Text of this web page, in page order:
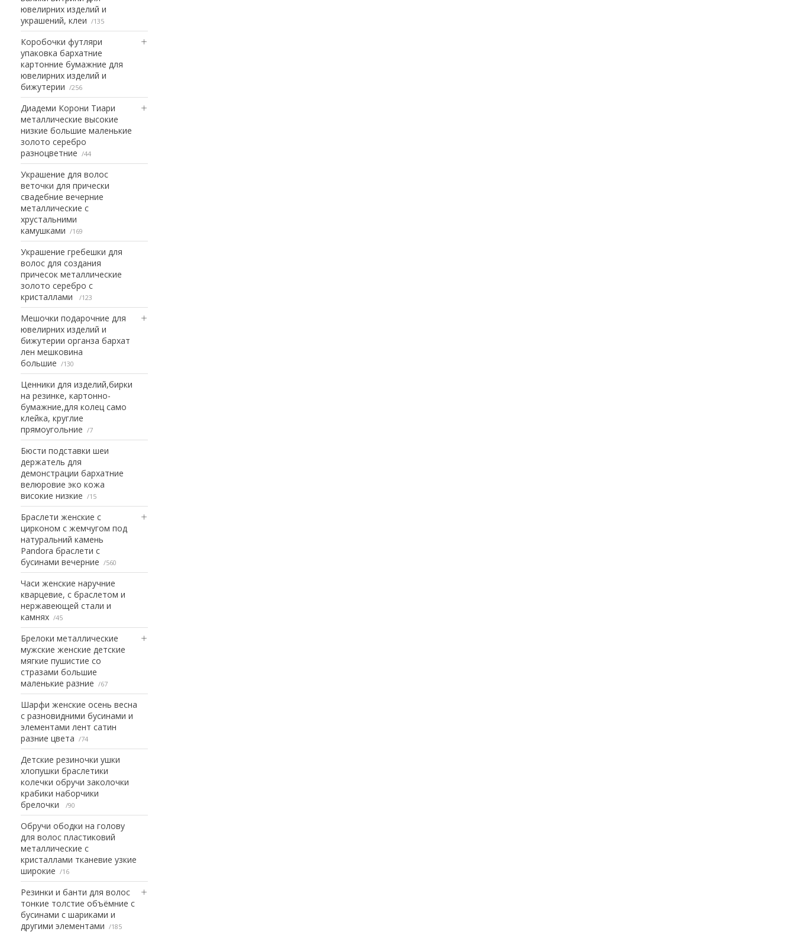
ювелирних изделий и
украшений, клеи
135
Коробочки футляри
упаковка бархатние
картонние бумажние для
ювелирних изделий и
бижутерии
256
Диадеми Корони Тиари
металлические высокие
низкие большие маленькие
золото серебро
разноцветние
44
Украшение для волос
веточки для прически
свадебние вечерние
металлические с
хрустальними
камушками
169
Украшение гребешки для
волос для создания
причесок металлические
золото серебро с
кристаллами
123
Мешочки подарочние для
ювелирних изделий и
бижутерии органза бархат
лен мешковина
большие
130
Ценники для изделий,бирки
на резинке, картонно-
бумажние,для колец само
клейка, круглие
прямоугольние
7
Бюсти подставки шеи
держатель для
демонстрации бархатние
велюровие эко кожа
високие низкие
15
Браслети женские с
цирконом с жемчугом под
натуральний камень
Pandora браслети с
бусинами вечерние
560
Часи женские наручние
кварцевие, с браслетом и
нержавеющей стали и
камнях
45
Брелоки металлические
мужские женские детские
мягкие пушистие со
стразами большие
маленькие разние
67
Шарфи женские осень весна
с разновидними бусинами и
элементами лент сатин
разние цвета
74
Детские резиночки ушки
хлопушки браслетики
колечки обручи заколочки
крабики наборчики
брелочки
90
Обручи ободки на голову
для волос пластиковий
металлические с
кристаллами тканевие узкие
широкие
16
Резинки и банти для волос
тонкие толстие объёмние с
бусинами с шариками и
другими элементами
185